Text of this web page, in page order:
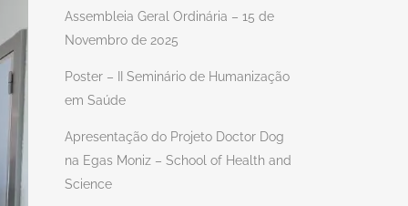
Assembleia Geral Ordinária – 15 de
Novembro de 2025
Poster – II Seminário de Humanização
em Saúde
Apresentação do Projeto Doctor Dog
na Egas Moniz – School of Health and
Science